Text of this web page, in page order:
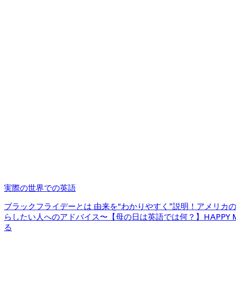
実際の世界での英語
ブラックフライデーとは 由来を“わかりやすく”説明！ アメリカ
らしたい人へのアドバイス〜 【母の日は英語では何？】HAPPY
る